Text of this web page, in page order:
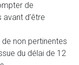
de
d’être
non pertinentes
du délai de 12